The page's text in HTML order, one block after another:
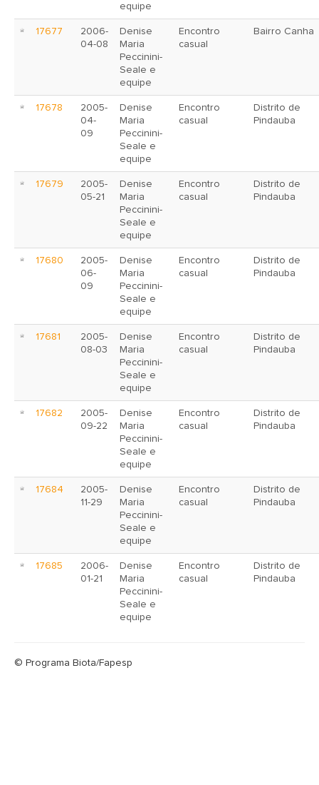
equipe
17677
2006-
04-08
Denise
Maria
Peccinini-
Seale e
equipe
Encontro
casual
Bairro Canha
17678
2005-
04-
09
Denise
Maria
Peccinini-
Seale e
equipe
Encontro
casual
Distrito de
Pindauba
17679
2005-
05-21
Denise
Maria
Peccinini-
Seale e
equipe
Encontro
casual
Distrito de
Pindauba
17680
2005-
06-
09
Denise
Maria
Peccinini-
Seale e
equipe
Encontro
casual
Distrito de
Pindauba
17681
2005-
08-03
Denise
Maria
Peccinini-
Seale e
equipe
Encontro
casual
Distrito de
Pindauba
17682
2005-
09-22
Denise
Maria
Peccinini-
Seale e
equipe
Encontro
casual
Distrito de
Pindauba
17684
2005-
11-29
Denise
Maria
Peccinini-
Seale e
equipe
Encontro
casual
Distrito de
Pindauba
17685
2006-
01-21
Denise
Maria
Peccinini-
Seale e
equipe
Encontro
casual
Distrito de
Pindauba
© Programa Biota/Fapesp